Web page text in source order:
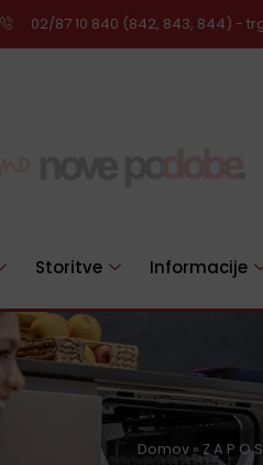
02/87 10 840 (842, 843, 844) -
Storitve Informacije
Domov » Z A P O